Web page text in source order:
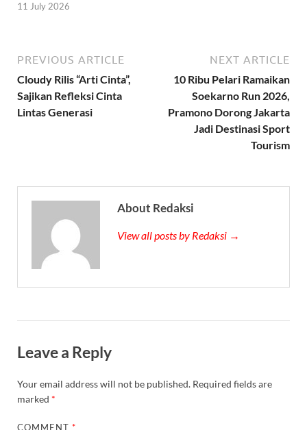
11 July 2026
PREVIOUS ARTICLE
Cloudy Rilis “Arti Cinta”,
Sajikan Refleksi Cinta
Lintas Generasi
NEXT ARTICLE
10 Ribu Pelari Ramaikan
Soekarno Run 2026,
Pramono Dorong Jakarta
Jadi Destinasi Sport
Tourism
About Redaksi
View all posts by Redaksi →
Leave a Reply
Your email address will not be published. Required fields are
marked *
COMMENT*